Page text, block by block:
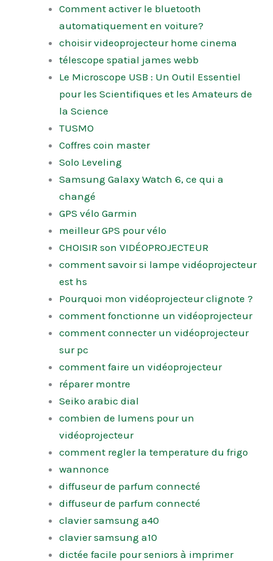
Comment activer le bluetooth
automatiquement en voiture?
choisir videoprojecteur home cinema
télescope spatial james webb
Le Microscope USB : Un Outil Essentiel
pour les Scientifiques et les Amateurs de
la Science
TUSMO
Coffres coin master
Solo Leveling
Samsung Galaxy Watch 6, ce qui a
changé
GPS vélo Garmin
meilleur GPS pour vélo
CHOISIR son VIDÉOPROJECTEUR
comment savoir si lampe vidéoprojecteur
est hs
Pourquoi mon vidéoprojecteur clignote ?
comment fonctionne un vidéoprojecteur
comment connecter un vidéoprojecteur
sur pc
comment faire un vidéoprojecteur
réparer montre
Seiko arabic dial
combien de lumens pour un
vidéoprojecteur
comment regler la temperature du frigo
wannonce
diffuseur de parfum connecté
diffuseur de parfum connecté
clavier samsung a40
clavier samsung a10
dictée facile pour seniors à imprimer